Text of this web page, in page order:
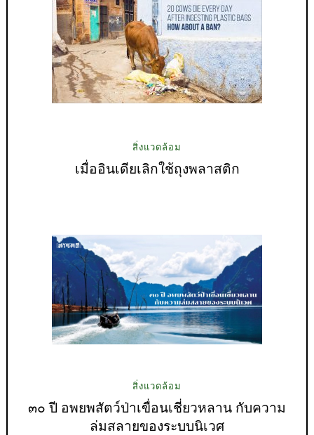
สิ่งแวดล้อม
เมื่ออินเดียเลิกใช้ถุงพลาสติก
สิ่งแวดล้อม
๓๐ ปี อพยพสัตว์ป่าเขื่อนเชี่ยวหลาน กับความ
ล่มสลายของระบบนิเวศ